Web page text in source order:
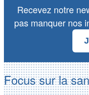
Recevez notre
pas manquer nos
Focus sur la